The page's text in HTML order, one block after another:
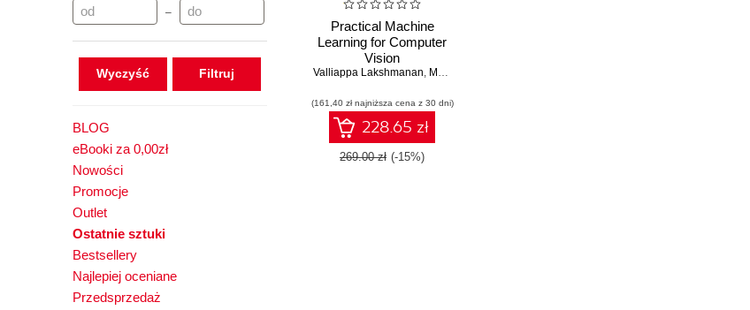
–
Wyczyść
BLOG
eBooki za 0,00zł
Nowości
Promocje
Outlet
Ostatnie sztuki
Bestsellery
Najlepiej oceniane
Przedsprzedaż
Practical Machine
Learning for Computer
Vision
Valliappa Lakshmanan, Martin Görner
(161,40 zł najniższa cena z 30 dni)
228.65 zł
269.00 zł (-15%)